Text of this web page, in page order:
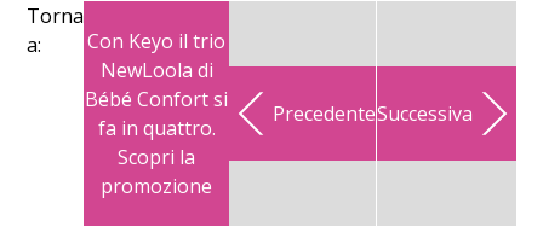
Torna
a:
Con Keyo il trio
NewLoola di
Bébé Confort si
fa in quattro.
Scopri la
promozione
PrecedenteSuccessiva